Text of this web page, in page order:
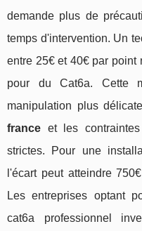
demande plus de
temps d'intervention. Un
entre 25€ et 40€ par point
pour du Cat6a. Cette
manipulation plus
france et les
strictes. Pour une
l'écart peut atteindre
Les entreprises optant
cat6a professionnel